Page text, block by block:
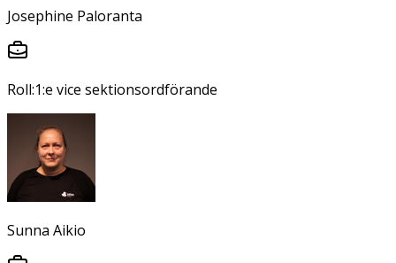
Josephine Paloranta
Roll:1:e vice sektionsordförande
Sunna Aikio